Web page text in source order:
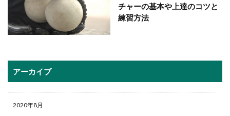
チャーの基本や上達のコツと
練習方法
アーカイブ
2020年8月